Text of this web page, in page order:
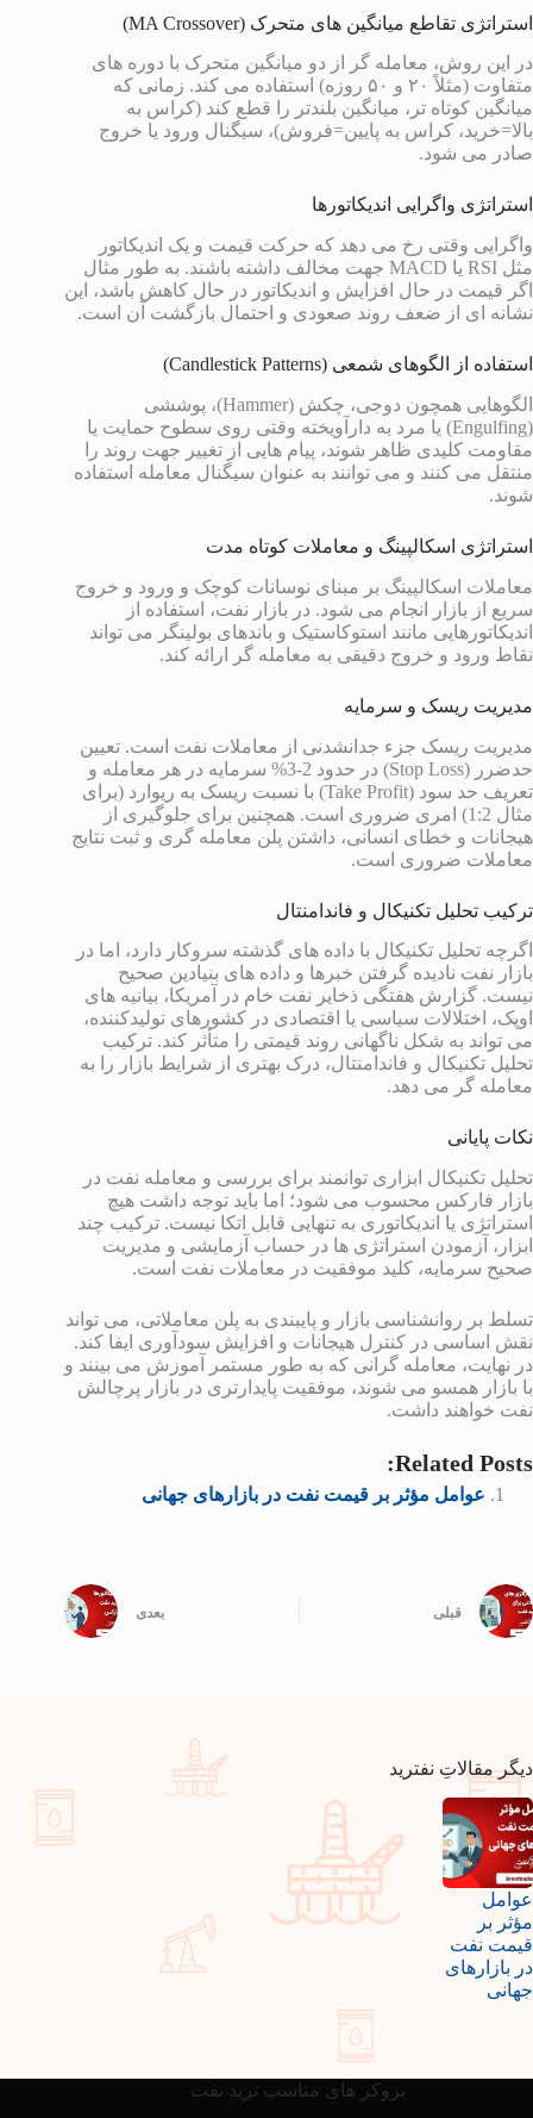
استراتژی تقاطع میانگین های متحرک (MA Crossover)
در این روش، معامله گر از دو میانگین متحرک با دوره های
متفاوت (مثلاً ۲۰ و ۵۰ روزه) استفاده می کند. زمانی که
میانگین کوتاه تر، میانگین بلندتر را قطع کند (کراس به
بالا=خرید، کراس به پایین=فروش)، سیگنال ورود یا خروج
صادر می شود.
استراتژی واگرایی اندیکاتورها
واگرایی وقتی رخ می دهد که حرکت قیمت و یک اندیکاتور
مثل RSI یا MACD جهت مخالف داشته باشند. به طور مثال
اگر قیمت در حال افزایش و اندیکاتور در حال کاهش باشد، این
نشانه ای از ضعف روند صعودی و احتمال بازگشت آن است.
استفاده از الگوهای شمعی (Candlestick Patterns)
الگوهایی همچون دوجی، چکش (Hammer)، پوششی
(Engulfing) یا مرد به دارآویخته وقتی روی سطوح حمایت یا
مقاومت کلیدی ظاهر شوند، پیام هایی از تغییر جهت روند را
منتقل می کنند و می توانند به عنوان سیگنال معامله استفاده
شوند.
استراتژی اسکالپینگ و معاملات کوتاه مدت
معاملات اسکالپینگ بر مبنای نوسانات کوچک و ورود و خروج
سریع از بازار انجام می شود. در بازار نفت، استفاده از
اندیکاتورهایی مانند استوکاستیک و باندهای بولینگر می تواند
نقاط ورود و خروج دقیقی به معامله گر ارائه کند.
مدیریت ریسک و سرمایه
مدیریت ریسک جزء جدانشدنی از معاملات نفت است. تعیین
حدضرر (Stop Loss) در حدود 2-3% سرمایه در هر معامله و
تعریف حد سود (Take Profit) با نسبت ریسک به ریوارد (برای
مثال 1:2) امری ضروری است. همچنین برای جلوگیری از
هیجانات و خطای انسانی، داشتن پلن معامله گری و ثبت نتایج
معاملات ضروری است.
ترکیب تحلیل تکنیکال و فاندامنتال
اگرچه تحلیل تکنیکال با داده های گذشته سروکار دارد، اما در
بازار نفت نادیده گرفتن خبرها و داده های بنیادین صحیح
نیست. گزارش هفتگی ذخایر نفت خام در آمریکا، بیانیه های
اوپک، اختلالات سیاسی یا اقتصادی در کشورهای تولیدکننده،
می تواند به شکل ناگهانی روند قیمتی را متأثر کند. ترکیب
تحلیل تکنیکال و فاندامنتال، درک بهتری از شرایط بازار را به
معامله گر می دهد.
نکات پایانی
تحلیل تکنیکال ابزاری توانمند برای بررسی و معامله نفت در
بازار فارکس محسوب می شود؛ اما باید توجه داشت هیچ
استراتژی یا اندیکاتوری به تنهایی قابل اتکا نیست. ترکیب چند
ابزار، آزمودن استراتژی ها در حساب آزمایشی و مدیریت
صحیح سرمایه، کلید موفقیت در معاملات نفت است.
تسلط بر روانشناسی بازار و پایبندی به پلن معاملاتی، می تواند
نقش اساسی در کنترل هیجانات و افزایش سودآوری ایفا کند.
در نهایت، معامله گرانی که به طور مستمر آموزش می بینند و
با بازار همسو می شوند، موفقیت پایدارتری در بازار پرچالش
نفت خواهند داشت.
Related Posts:
عوامل مؤثر بر قیمت نفت در بازارهای جهانی
قبلی بعدی
دیگر مقالاتِ نفترید
عوامل
مؤثر بر
قیمت نفت
در بازارهای
جهانی
بروکر های مناسب ترید نفت